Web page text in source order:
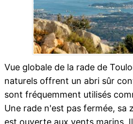
Vue globale de la rade de
naturels offrent un abri sûr
sont fréquemment utilisés
Une rade n'est pas fermée, sa
est ouverte aux vents marins.